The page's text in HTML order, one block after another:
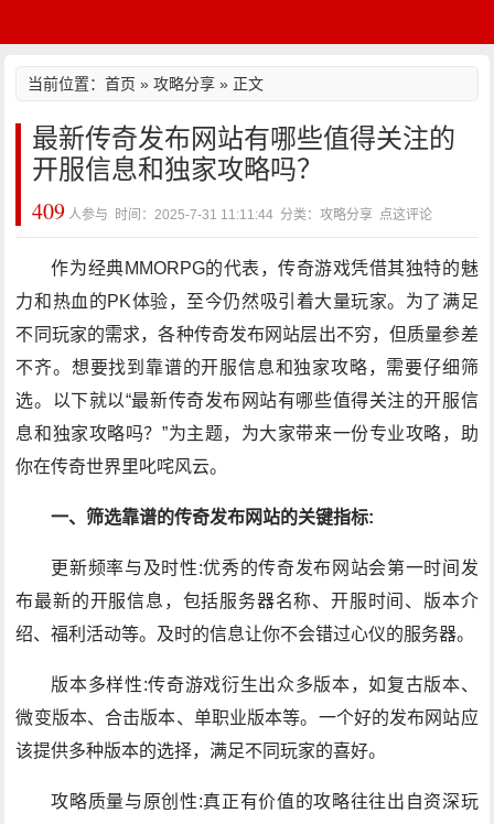
当前位置：首页 »攻略分享 » 正文
最新传奇发布网站有哪些值得关注的
开服信息和独家攻略吗？
409 人参与 时间：2025-7-31 11:11:44 分类：攻略分享 点这评论
作为经典MMORPG的代表，传奇游戏凭借其独特的魅
力和热血的PK体验，至今仍然吸引着大量玩家。为了满足
不同玩家的需求，各种传奇发布网站层出不穷，但质量参差
不齐。想要找到靠谱的开服信息和独家攻略，需要仔细筛
选。以下就以“最新传奇发布网站有哪些值得关注的开服信
息和独家攻略吗？”为主题，为大家带来一份专业攻略，助
你在传奇世界里叱咤风云。
一、筛选靠谱的传奇发布网站的关键指标:
更新频率与及时性:优秀的传奇发布网站会第一时间发
布最新的开服信息，包括服务器名称、开服时间、版本介
绍、福利活动等。及时的信息让你不会错过心仪的服务器。
版本多样性:传奇游戏衍生出众多版本，如复古版本、
微变版本、合击版本、单职业版本等。一个好的发布网站应
该提供多种版本的选择，满足不同玩家的喜好。
攻略质量与原创性:真正有价值的攻略往往出自资深玩